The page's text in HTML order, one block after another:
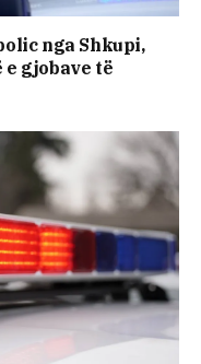
nga Shkupi,
gjobave të